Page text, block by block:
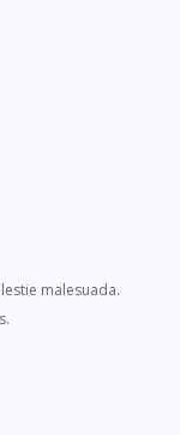
malesuada.